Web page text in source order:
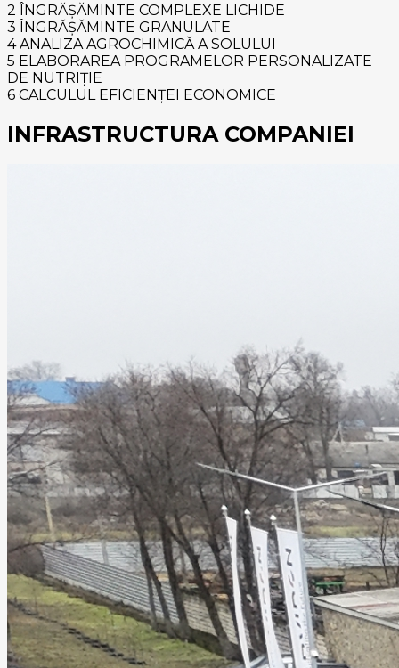
2 ÎNGRĂȘĂMINTE COMPLEXE LICHIDE
3 ÎNGRĂȘĂMINTE GRANULATE
4 ANALIZA AGROCHIMICĂ A SOLULUI
5 ELABORAREA PROGRAMELOR PERSONALIZATE
DE NUTRIȚIE
6 CALCULUL EFICIENȚEI ECONOMICE
INFRASTRUCTURA COMPANIEI